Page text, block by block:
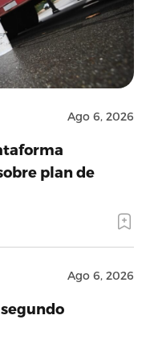
Ago 6, 2026
plan de
Ago 6, 2026